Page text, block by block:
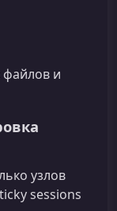
и
узлов
sessions